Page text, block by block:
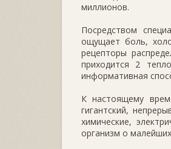
миллионов.
Посредством
ощущает боль,
рецепторы
приходится 2
информативная
К настоящему
гигантский,
химические,
организм о